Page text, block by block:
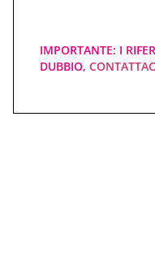
IMPORTANTE: I
DUBBIO,